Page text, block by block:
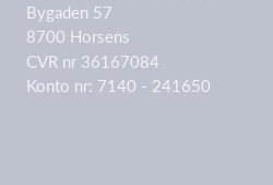
Bygaden 57
8700 Horsens
CVR nr 36167084
Konto nr: 7140 - 241650